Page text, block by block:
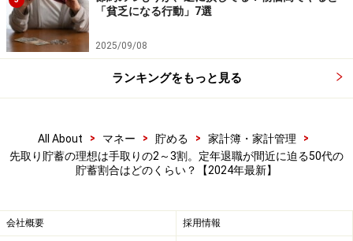
掲載情報の正確性・完全性については十分に配慮しております
が、その内容を保証するものではなく、これに基づく損失・損害
などについて当社は一切の責任を負いません。
最新の情報や詳細については、必ず各金融機関やサービス提供者
の公式情報をご確認ください。
中です！
※抽選で20名にAmazonギフト券1000円分プレゼント
※謝礼付きの限定アンケートやモニター企画に参加が可能に
「貧乏になる行動」7選
2025/09/08
ランキングをもっと見る
All About > マネー > 貯める > 家計簿・家計管理
>
先取り貯蓄の理想は手取りの2～3割。定年退職が間近に迫る50代の
貯蓄割合はどのくらい？【2024年最新】
会社概要 採用情報